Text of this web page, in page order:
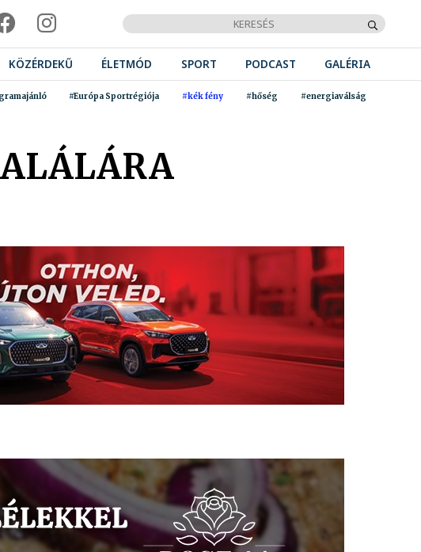
KÖZÉRDEKŰ ÉLETMÓD SPORT PODCAST GALÉRIA
#Európa Sportrégiója #kék fény #hőség #energiaválság